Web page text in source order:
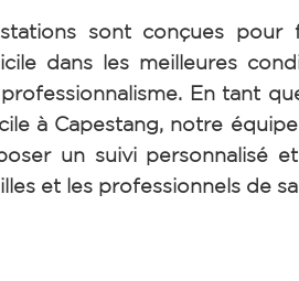
sont conçues pour
dans les meilleures
En tant
à Capestang, notre
un suivi personnalisé
et les professionnels de